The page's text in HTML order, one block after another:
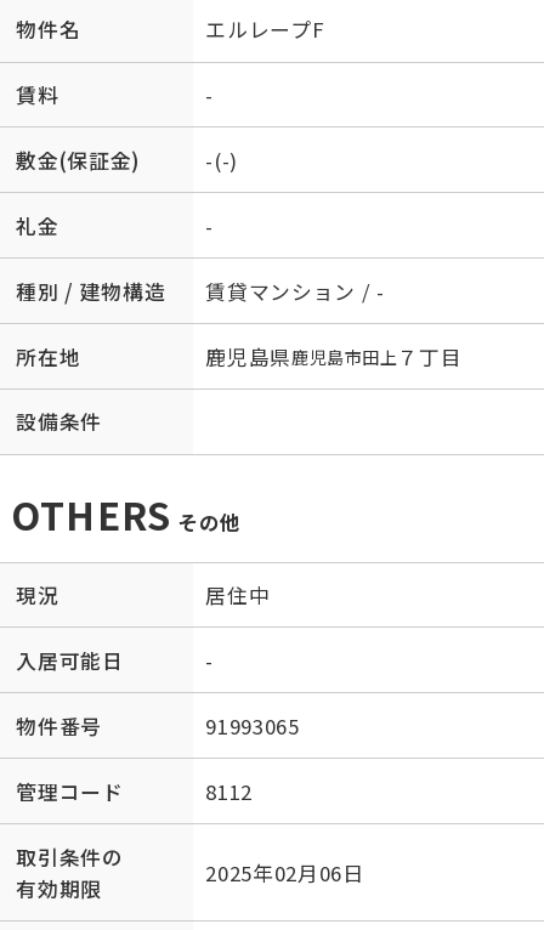
物件名 エルレープF
賃料 -
敷金(保証金) -(-)
礼金 -
種別 / 建物構造 賃貸マンション / -
所在地 鹿児島県鹿児島市田上 ７丁目
設備条件
OTHERS その他
現況 居住中
入居可能日 -
物件番号 91993065
管理コード 8112
取引条件の
有効期限
2025年02月06日